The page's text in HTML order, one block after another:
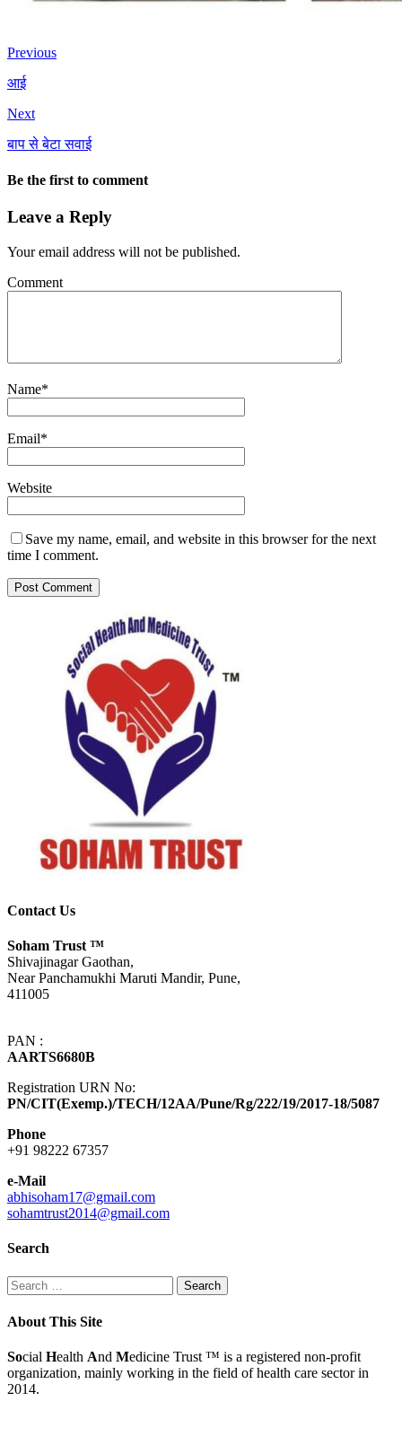
Previous
आई
Next
बाप से बेटा सवाई
Be the first to comment
Leave a Reply
Your email address will not be published.
Comment
Name*
Email*
Website
Save my name, email, and website in this browser for the next
time I comment.
Contact Us
Soham Trust ™
Shivajinagar Gaothan,
Near Panchamukhi Maruti Mandir, Pune,
411005
PAN :
AARTS6680B
Registration URN No:
PN/CIT(Exemp.)/TECH/12AA/Pune/Rg/222/19/2017-18/5087
Phone
+91 98222 67357
e-Mail
abhisoham17@gmail.com
sohamtrust2014@gmail.com
Search
Search
for:
About This Site
Social Health And Medicine Trust ™ is a registered non-profit
organization, mainly working in the field of health care sector in
2014.